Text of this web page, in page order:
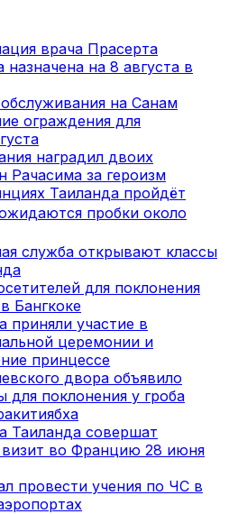
врача Прасерта
на 8 августа в
на Санам
ограждения для
наградил двоих
Рачасима за героизм
Таиланда пройдёт
пробки около
служба открывают классы
для поклонения
Бангкоке
приняли участие в
церемонии и
принцессе
двора объявило
поклонения у гроба
Таиланда совершат
визит во Францию 28 июня
провести учения по ЧС в